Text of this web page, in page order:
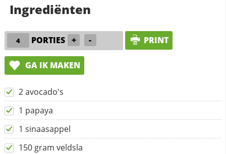
Ingrediënten
PORTIES + - PRINT
GA IK MAKEN
2 avocado's
1 papaya
1 sinaasappel
150 gram veldsla